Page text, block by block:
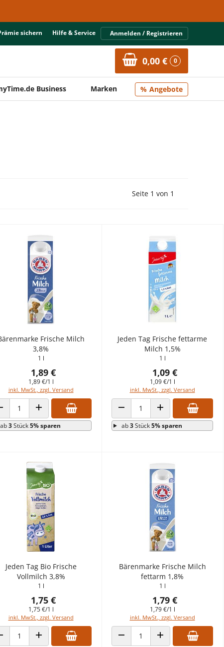
sichern Hilfe & Service Anmelden / Registrieren
0,00 € 0
Business Marken Angebote
Vorherige Seite
Seite 1 von 1
Frische Milch
3,8%
1 l
1,89 €
1,89 €/1 l
inkl. MwSt., zzgl. Versand
VERRINGERN
ANZAHL ERHÖHEN
ab3Stück5% sparen
Jeden Tag Frische fettarme
Milch 1,5%
1 l
1,09 €
1,09 €/1 l
inkl. MwSt., zzgl. Versand
ANZAHL VERRINGERNANZAHL ERHÖHEN
ab3Stück5% sparen
Jeden Tag Bio Frische
Vollmilch 3,8%
1 l
1,75 €
1,75 €/1 l
inkl. MwSt., zzgl. Versand
VERRINGERN
ANZAHL ERHÖHEN
Bärenmarke Frische Milch
fettarm 1,8%
1 l
1,79 €
1,79 €/1 l
inkl. MwSt., zzgl. Versand
ANZAHL VERRINGERNANZAHL ERHÖHEN